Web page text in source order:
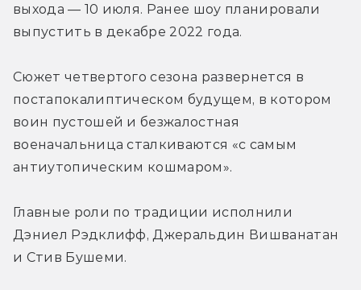
выхода — 10 июля. Ранее шоу планировали
выпустить в декабре 2022 года.
Сюжет четвертого сезона развернется в
постапокалиптическом будущем, в котором
воин пустошей и безжалостная
военачальница сталкиваются «с самым
антиутопическим кошмаром».
Главные роли по традиции исполнили
Дэниел Рэдклифф, Джеральдин Вишванатан
и Стив Бушеми.